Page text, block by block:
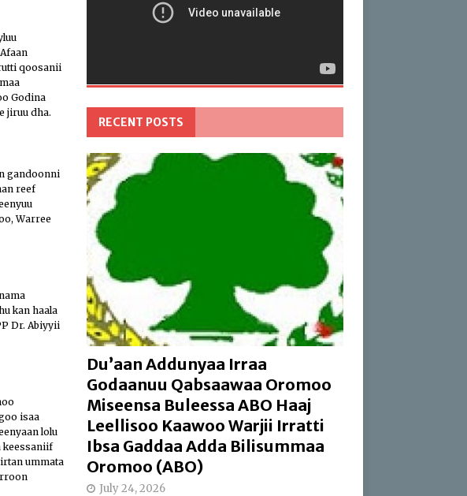
qoosanii
Godina
jiruu dha.
gandoonni
reef
Warree
kan haala
Dr. Abiyyii
isaa
lolu
keessaniif
ummata
RECENT POSTS
Du’aan Addunyaa Irraa
Godaanuu Qabsaawaa Oromoo
Miseensa Buleessa ABO Haaj
Leellisoo Kaawoo Warjii Irratti
Ibsa Gaddaa Adda Bilisummaa
Oromoo (ABO)
July 24, 2026